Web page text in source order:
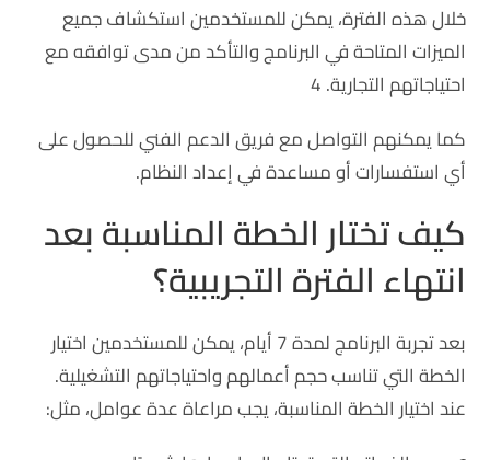
خلال هذه الفترة، يمكن للمستخدمين استكشاف جميع
الميزات المتاحة في البرنامج والتأكد من مدى توافقه مع
احتياجاتهم التجارية. 4
كما يمكنهم التواصل مع فريق الدعم الفني للحصول على
أي استفسارات أو مساعدة في إعداد النظام.
كيف تختار الخطة المناسبة بعد
انتهاء الفترة التجريبية؟
بعد تجربة البرنامج لمدة 7 أيام، يمكن للمستخدمين اختيار
الخطة التي تناسب حجم أعمالهم واحتياجاتهم التشغيلية.
عند اختيار الخطة المناسبة، يجب مراعاة عدة عوامل، مثل: